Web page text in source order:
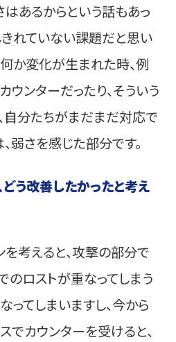
はあるからという話もあっ
れていない課題だと思い
か変化が生まれた時、例
ウンターだったり、そういう
自分たちがまだまだ対応で
弱さを感じた部分です。
う改善したかったと考え
考えると、攻撃の部分で
ロストが重なってしまう
ってしまいますし、今から
でカウンターを受けると、